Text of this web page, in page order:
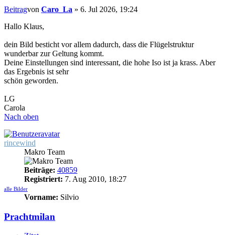
Beitragvon Caro_La » 6. Jul 2026, 19:24
Hallo Klaus,
dein Bild besticht vor allem dadurch, dass die Flügelstruktur
wunderbar zur Geltung kommt.
Deine Einstellungen sind interessant, die hohe Iso ist ja krass. Aber
das Ergebnis ist sehr
schön geworden.
LG
Carola
Nach oben
rincewind
Makro Team
Beiträge: 40859
Registriert: 7. Aug 2010, 18:27
alle Bilder
Vorname: Silvio
Prachtmilan